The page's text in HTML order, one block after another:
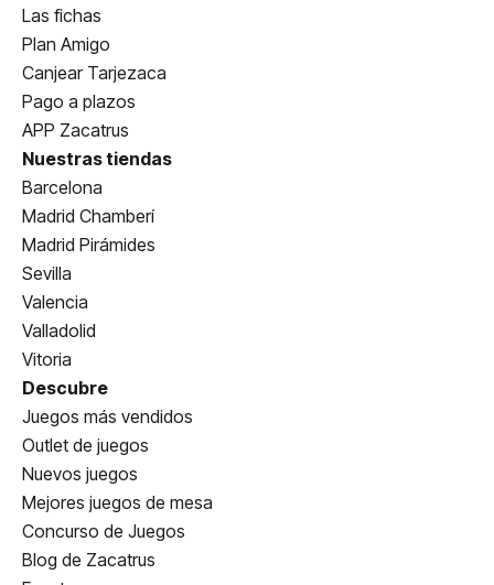
Las fichas
Plan Amigo
Canjear Tarjezaca
Pago a plazos
APP Zacatrus
Nuestras tiendas
Barcelona
Madrid Chamberí
Madrid Pirámides
Sevilla
Valencia
Valladolid
Vitoria
Descubre
Juegos más vendidos
Outlet de juegos
Nuevos juegos
Mejores juegos de mesa
Concurso de Juegos
Blog de Zacatrus